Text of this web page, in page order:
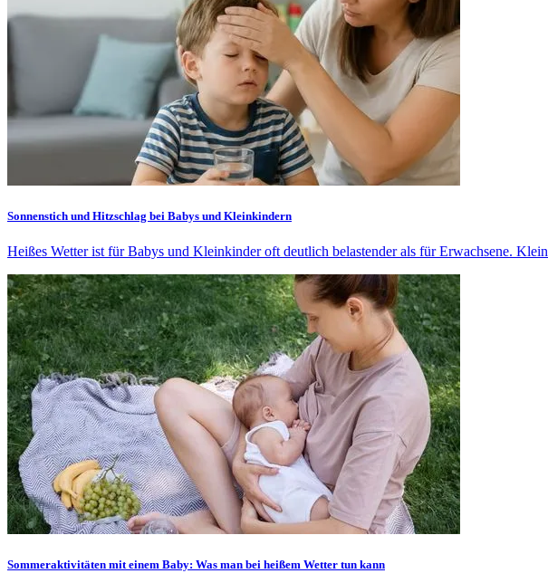
Sonnenstich und Hitzschlag bei Babys und Kleinkindern
Heißes Wetter ist für Babys und Kleinkinder oft deutlich belastender als für Erwachsene.
Sommeraktivitäten mit einem Baby: Was man bei heißem Wetter tun kann